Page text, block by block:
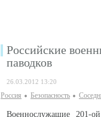
Российские
паводков
26.03.2012 13:20
Россия Безопаcность
Военнослужащие 201-